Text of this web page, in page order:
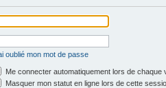
oublié mon mot de passe
Me connecter automatiquement lors de chaque
Masquer mon statut en ligne lors de cette